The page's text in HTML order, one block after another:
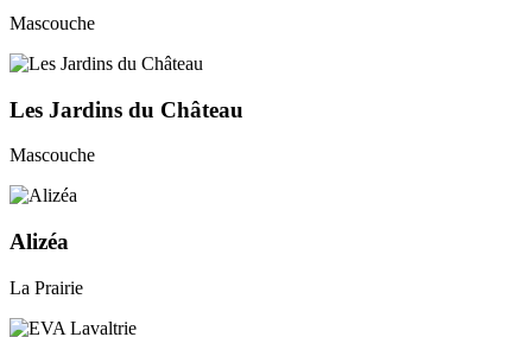
Mascouche
Les Jardins du Château
Mascouche
Alizéa
La Prairie